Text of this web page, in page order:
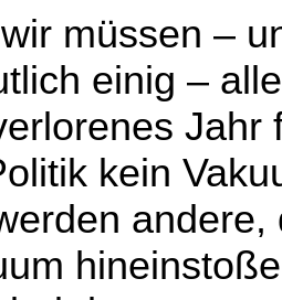
müssen –
einig –
Jahr
kein